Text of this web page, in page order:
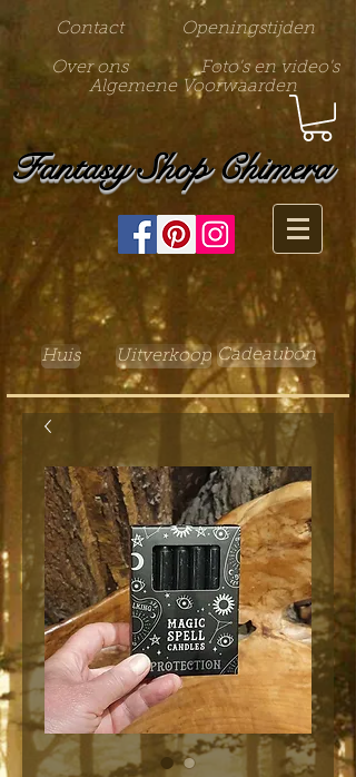
Contact Openingstijden
Over ons
Foto's en video's
Algemene Voorwaarden
Fantasy Shop Chimera
Huis Uitverkoop Cadeaubon